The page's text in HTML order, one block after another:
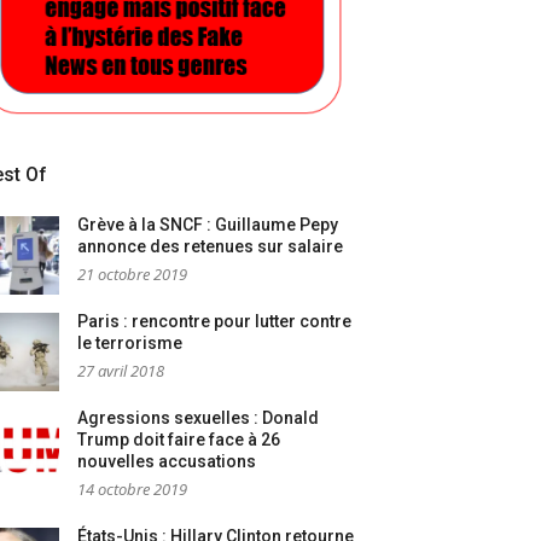
Of
Grève à la SNCF : Guillaume Pepy
annonce des retenues sur salaire
21 octobre 2019
Paris : rencontre pour lutter contre
le terrorisme
27 avril 2018
Agressions sexuelles : Donald
Trump doit faire face à 26
nouvelles accusations
14 octobre 2019
États-Unis : Hillary Clinton retourne